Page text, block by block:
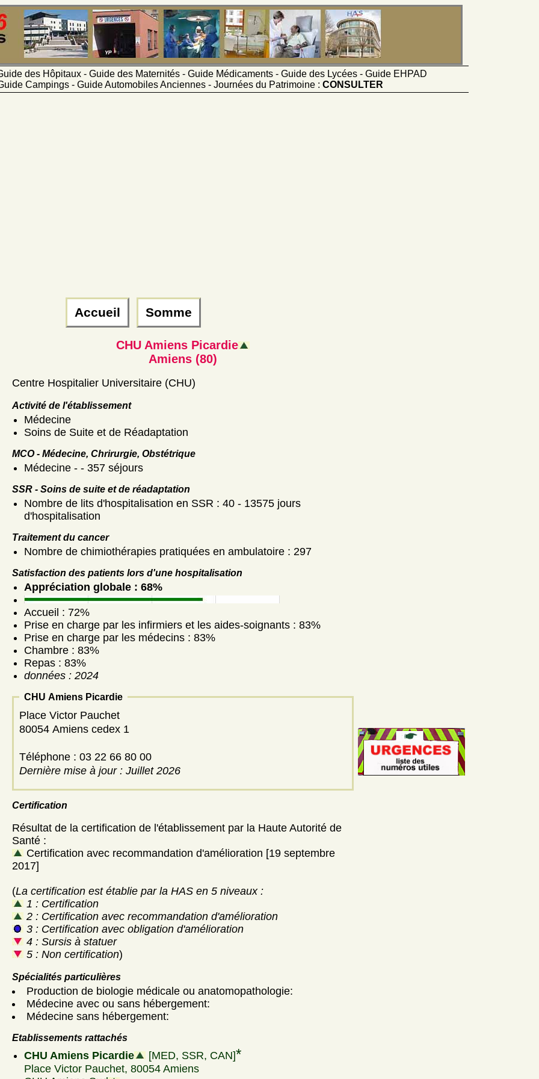
des Hôpitaux - Guide des Maternités - Guide Médicaments - Guide des Lycées - Guide EHPAD
Campings - Guide Automobiles Anciennes - Journées du Patrimoine : CONSULTER
Accueil Somme
CHU Amiens Picardie
Amiens (80)
Centre Hospitalier Universitaire (CHU)
Activité de l'établissement
Médecine
Soins de Suite et de Réadaptation
MCO - Médecine, Chrirurgie, Obstétrique
Médecine - - 357 séjours
SSR - Soins de suite et de réadaptation
Nombre de lits d'hospitalisation en SSR : 40 - 13575 jours
d'hospitalisation
Traitement du cancer
Nombre de chimiothérapies pratiquées en ambulatoire : 297
Satisfaction des patients lors d'une hospitalisation
Appréciation globale : 68%
Accueil : 72%
Prise en charge par les infirmiers et les aides-soignants : 83%
Prise en charge par les médecins : 83%
Chambre : 83%
Repas : 83%
données : 2024
CHU Amiens Picardie
Place Victor Pauchet
80054 Amiens cedex 1
Téléphone : 03 22 66 80 00
Dernière mise à jour : Juillet 2026
Certification
Résultat de la certification de l'établissement par la Haute Autorité de
Santé :
Certification avec recommandation d'amélioration [19 septembre
2017]
(La certification est établie par la HAS en 5 niveaux :
1 : Certification
2 : Certification avec recommandation d'amélioration
3 : Certification avec obligation d'amélioration
4 : Sursis à statuer
5 : Non certification)
Spécialités particulières
Production de biologie médicale ou anatomopathologie:
Médecine avec ou sans hébergement:
Médecine sans hébergement:
Etablissements rattachés
CHU Amiens Picardie [MED, SSR, CAN]*
Place Victor Pauchet, 80054 Amiens